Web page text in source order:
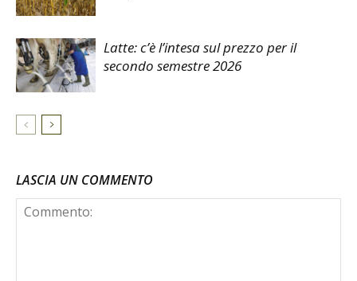
Latte: c’è l’intesa sul prezzo per il
secondo semestre 2026
LASCIA UN COMMENTO